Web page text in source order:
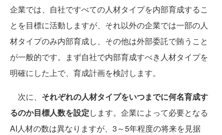
企業では、自社ですべての人材タイプを内部育成するこ
とを目標に活動しますが、それ以外の企業では一部の人
材タイプのみ内部育成し、その他は外部委託で賄うこと
が一般的です。まず自社で内部育成すべき人材タイプを
明確にした上で、育成計画を検討します。
次に、 それぞれの人材タイプをいつまでに何名育成す
るのか目標人数を設定します。企業によって必要となる
AI人材の数は異なりますが、3～5年程度の将来を見据